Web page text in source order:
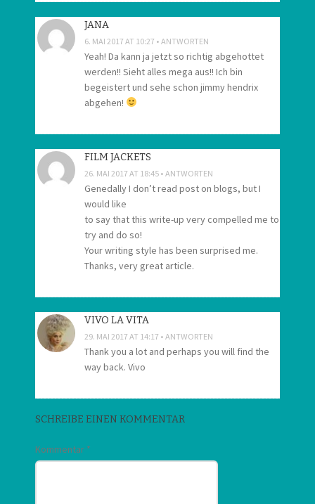
JANA
6. MAI 2017 AT 10:27 ANTWORTEN
Yeah! Da kann ja jetzt so richtig abgehottet
werden!! Sieht alles mega aus!! Ich bin
begeistert und sehe schon jimmy hendrix
abgehen!
FILM JACKETS
26. MAI 2017 AT 18:45 ANTWORTEN
Genedally I don’t read post on blogs, but I
would like
to say that this write-up very compelled me to
try and do so!
Your writing style has been surprised me.
Thanks, very great article.
VIVO LA VITA
29. MAI 2017 AT 14:17 ANTWORTEN
Thank you a lot and perhaps you will find the
way back. Vivo
SCHREIBE EINEN KOMMENTAR
Kommentar *